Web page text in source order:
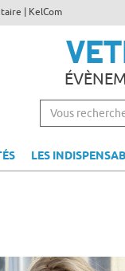
| KelCom
LES